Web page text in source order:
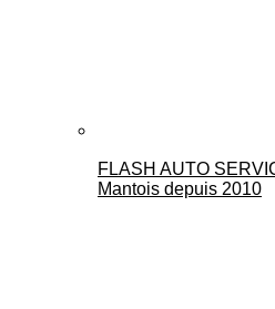
FLASH AUTO
Mantois depuis 2010